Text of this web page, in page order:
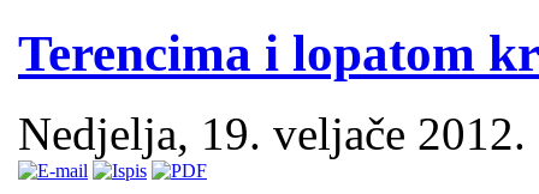
Terencima i lopatom
Nedjelja, 19. veljače 2012.